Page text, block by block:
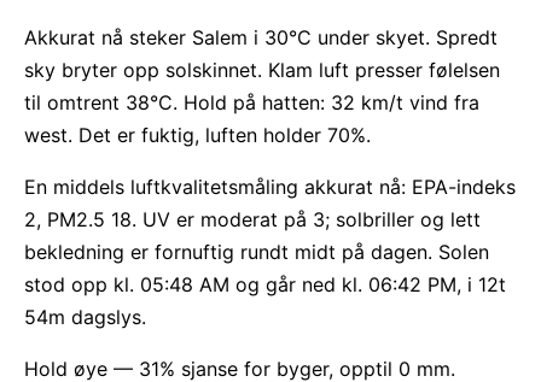
Akkurat nå steker Salem i 30°C under skyet. Spredt
sky bryter opp solskinnet. Klam luft presser følelsen
til omtrent 38°C. Hold på hatten: 32 km/t vind fra
west. Det er fuktig, luften holder 70%.
En middels luftkvalitetsmåling akkurat nå: EPA-indeks
2, PM2.5 18. UV er moderat på 3; solbriller og lett
bekledning er fornuftig rundt midt på dagen. Solen
stod opp kl. 05:48 AM og går ned kl. 06:42 PM, i 12t
54m dagslys.
Hold øye — 31% sjanse for byger, opptil 0 mm.